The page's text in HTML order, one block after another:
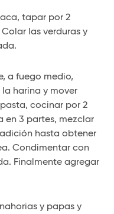
tapar por 2
las verduras y
a fuego medio,
harina y mover
cocinar por 2
en 3 partes, mezclar
hasta obtener
Condimentar con
Finalmente agregar
y papas y